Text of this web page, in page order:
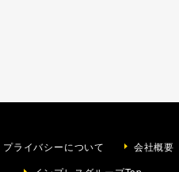
プライバシーについて 会社概要